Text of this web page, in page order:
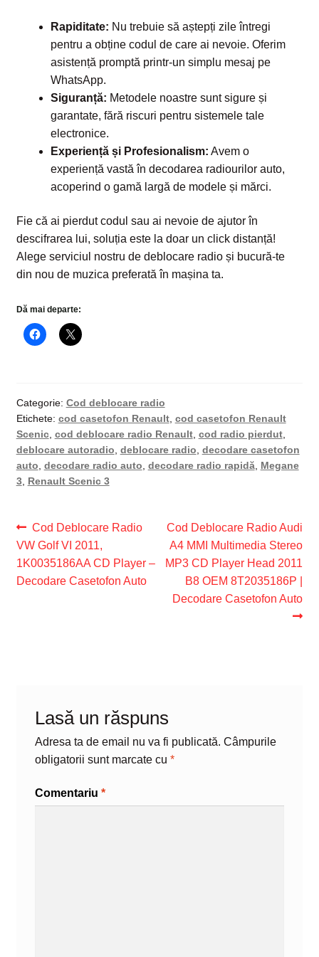
Rapiditate: Nu trebuie să aștepți zile întregi
pentru a obține codul de care ai nevoie. Oferim
asistență promptă printr-un simplu mesaj pe
WhatsApp.
Siguranță: Metodele noastre sunt sigure și
garantate, fără riscuri pentru sistemele tale
electronice.
Experiență și Profesionalism: Avem o
experiență vastă în decodarea radiourilor auto,
acoperind o gamă largă de modele și mărci.
Fie că ai pierdut codul sau ai nevoie de ajutor în
descifrarea lui, soluția este la doar un click distanță!
Alege serviciul nostru de deblocare radio și bucură-te
din nou de muzica preferată în mașina ta.
Dă mai departe:
Categorie: Cod deblocare radio
Etichete: cod casetofon Renault, cod casetofon Renault
Scenic, cod deblocare radio Renault, cod radio pierdut,
deblocare autoradio, deblocare radio, decodare casetofon
auto, decodare radio auto, decodare radio rapidă, Megane
3, Renault Scenic 3
Navigare
în
articole
Articolul
anterior:
Cod Deblocare Radio
VW Golf VI 2011,
1K0035186AA CD Player –
Decodare Casetofon Auto
Articolul
următor:
Cod Deblocare Radio Audi
A4 MMI Multimedia Stereo
MP3 CD Player Head 2011
B8 OEM 8T2035186P |
Decodare Casetofon Auto
Lasă un răspuns
Adresa ta de email nu va fi publicată. Câmpurile
obligatorii sunt marcate cu *
Comentariu *